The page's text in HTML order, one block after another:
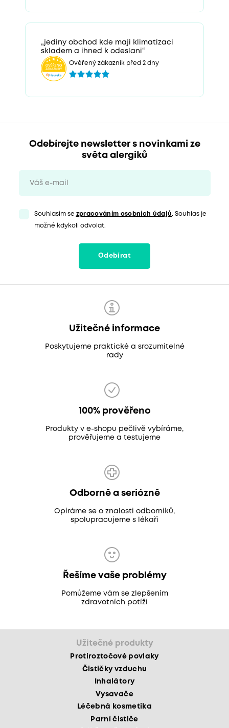
„jediny obchod kde maji klimatizaci
skladem a ihned k odeslani“
Ověřený zákazník před 2 dny
Odebírejte newsletter s novinkami ze
světa alergiků
Souhlasím se zpracováním osobních údajů. Souhlas je
možné kdykoli odvolat.
Odebírat
Užitečné informace
Poskytujeme praktické a srozumitelné
rady
100% prověřeno
Produkty v e-shopu pečlivě vybíráme,
prověřujeme a testujeme
Odborně a seriózně
Opíráme se o znalosti odborníků,
spolupracujeme s lékaři
Řešíme vaše problémy
Pomůžeme vám se zlepšením
zdravotních potíží
Užitečné produkty
Protiroztočové povlaky
Čističky vzduchu
Inhalátory
Vysavače
Léčebná kosmetika
Parní čističe